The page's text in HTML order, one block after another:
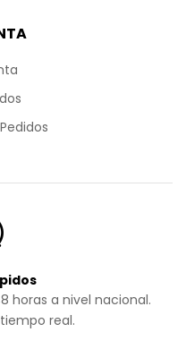
horas a nivel nacional.
real.